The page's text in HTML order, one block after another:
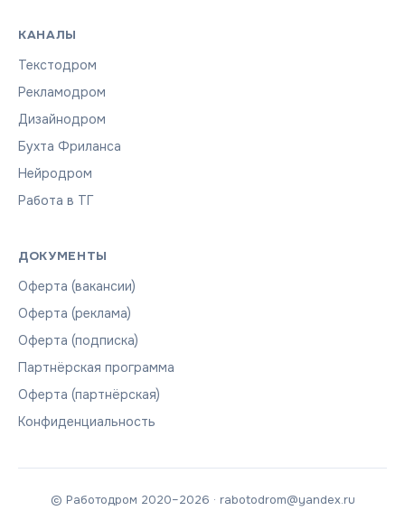
КАНАЛЫ
Текстодром
Рекламодром
Дизайнодром
Бухта Фриланса
Нейродром
Работа в ТГ
ДОКУМЕНТЫ
Оферта (вакансии)
Оферта (реклама)
Оферта (подписка)
Партнёрская программа
Оферта (партнёрская)
Конфиденциальность
© Работодром 2020–2026 · rabotodrom@yandex.ru